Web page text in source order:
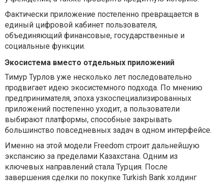
Фактически приложение постепенно превращается в
единый цифровой кабинет пользователя,
объединяющий финансовые, государственные и
социальные функции.
Экосистема вместо отдельных приложений
Тимур Турлов уже несколько лет последовательно
продвигает идею экосистемного подхода. По мнению
предпринимателя, эпоха узкоспециализированных
приложений постепенно уходит, а пользователи
выбирают платформы, способные закрывать
большинство повседневных задач в одном интерфейсе.
Именно на этой модели Freedom строит дальнейшую
экспансию за пределами Казахстана. Одним из
ключевых направлений стала Турция. После
завершения сделки по покупке Turkish Bank холдинг